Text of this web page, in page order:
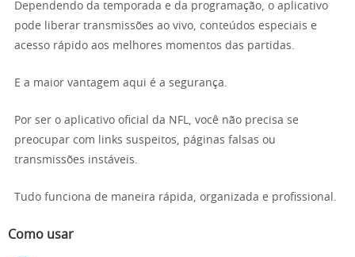
Dependendo da temporada e da programação, o aplicativo
pode liberar transmissões ao vivo, conteúdos especiais e
acesso rápido aos melhores momentos das partidas.
E a maior vantagem aqui é a segurança.
Por ser o aplicativo oficial da NFL, você não precisa se
preocupar com links suspeitos, páginas falsas ou
transmissões instáveis.
Tudo funciona de maneira rápida, organizada e profissional.
Como usar